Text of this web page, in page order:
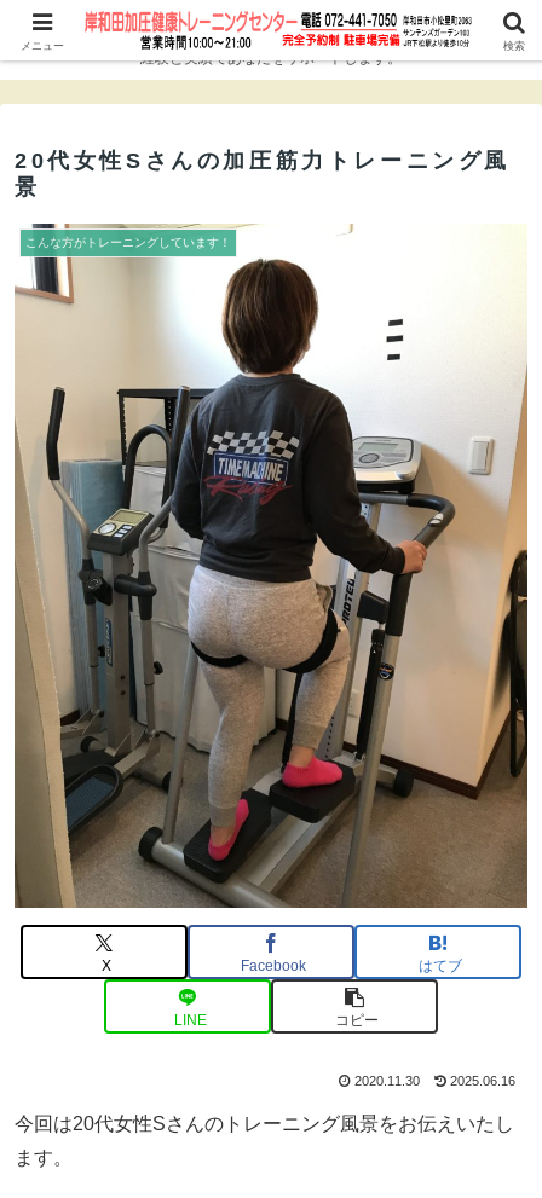
ダイエット、シェイプアップ、筋力アップ、アンチエイジングに！10年以上の
経験と実績であなたをサポートします。
20代女性Sさんの加圧筋力トレーニング風
景
こんな方がトレーニングしています！
X Facebook はてブ
LINE コピー
2020.11.30 2025.06.16
今回は20代女性Sさんのトレーニング風景をお伝えいたし
ます。
メニュー 検索